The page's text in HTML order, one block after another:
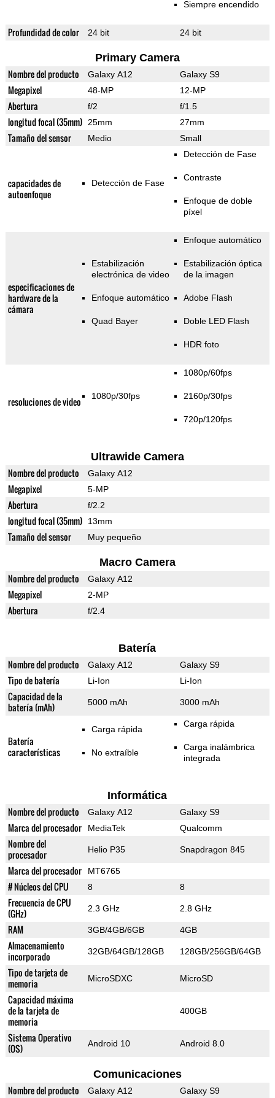
Siempre encendido
Profundidad de color 24 bit 24 bit
Primary Camera
Nombre del producto Galaxy A12 Galaxy S9
Megapixel 48-MP 12-MP
Abertura f/2 f/1.5
longitud focal (35mm) 25mm 27mm
Tamaño del sensor Medio Small
capacidades de
autoenfoque
Detección de Fase
Detección de Fase
Contraste
Enfoque de doble
píxel
especificaciones de
hardware de la
cámara
Estabilización
electrónica de video
Enfoque automático
Quad Bayer
Enfoque automático
Estabilización óptica
de la imagen
Adobe Flash
Doble LED Flash
HDR foto
resoluciones de video 1080p/30fps
1080p/60fps
2160p/30fps
720p/120fps
Ultrawide Camera
Nombre del producto Galaxy A12
Megapixel 5-MP
Abertura f/2.2
longitud focal (35mm) 13mm
Tamaño del sensor Muy pequeño
Macro Camera
Nombre del producto Galaxy A12
Megapixel 2-MP
Abertura f/2.4
Batería
Nombre del producto Galaxy A12 Galaxy S9
Tipo de batería Li-Ion Li-Ion
Capacidad de la
batería (mAh)
5000 mAh 3000 mAh
Batería
características
Carga rápida
No extraíble
Carga rápida
Carga inalámbrica
integrada
Informática
Nombre del producto Galaxy A12 Galaxy S9
Marca del procesador MediaTek Qualcomm
Nombre del
procesador
Helio P35 Snapdragon 845
Marca del procesador MT6765
# Núcleos del CPU 8 8
Frecuencia de CPU
(GHz)
2.3 GHz 2.8 GHz
RAM 3GB/4GB/6GB 4GB
Almacenamiento
incorporado
32GB/64GB/128GB 128GB/256GB/64GB
Tipo de tarjeta de
memoria
MicroSDXC MicroSD
Capacidad máxima
de la tarjeta de
memoria
400GB
Sistema Operativo
(OS)
Android 10 Android 8.0
Comunicaciones
Nombre del producto Galaxy A12 Galaxy S9